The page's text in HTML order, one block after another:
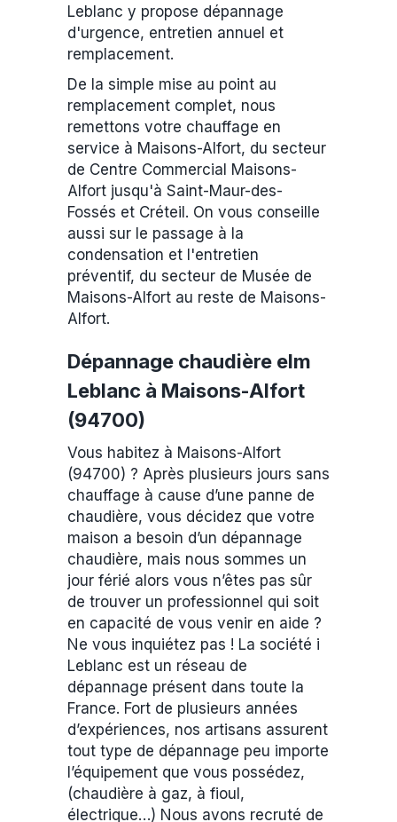
Leblanc y propose dépannage
d'urgence, entretien annuel et
remplacement.
De la simple mise au point au
remplacement complet, nous
remettons votre chauffage en
service à Maisons-Alfort, du secteur
de Centre Commercial Maisons-
Alfort jusqu'à Saint-Maur-des-
Fossés et Créteil. On vous conseille
aussi sur le passage à la
condensation et l'entretien
préventif, du secteur de Musée de
Maisons-Alfort au reste de Maisons-
Alfort.
Dépannage chaudière elm
Leblanc à Maisons-Alfort
(94700)
Vous habitez à Maisons-Alfort
(94700) ? Après plusieurs jours sans
chauffage à cause d’une panne de
chaudière, vous décidez que votre
maison a besoin d’un dépannage
chaudière, mais nous sommes un
jour férié alors vous n’êtes pas sûr
de trouver un professionnel qui soit
en capacité de vous venir en aide ?
Ne vous inquiétez pas ! La société i
Leblanc est un réseau de
dépannage présent dans toute la
France. Fort de plusieurs années
d’expériences, nos artisans assurent
tout type de dépannage peu importe
l’équipement que vous possédez,
(chaudière à gaz, à fioul,
électrique…) Nous avons recruté de